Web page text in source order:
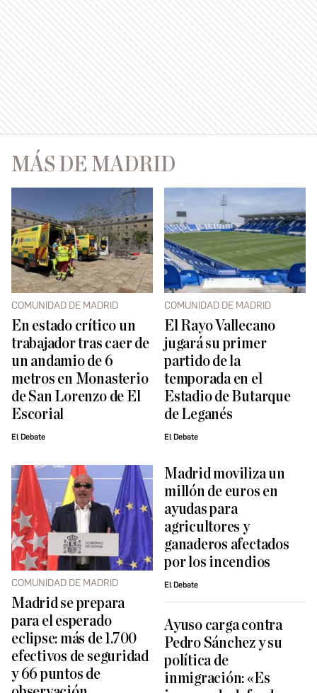
MÁS DE MADRID
COMUNIDAD DE MADRID
En estado crítico un
trabajador tras caer de
un andamio de 6
metros en Monasterio
de San Lorenzo de El
Escorial
El Debate
COMUNIDAD DE MADRID
El Rayo Vallecano
jugará su primer
partido de la
temporada en el
Estadio de Butarque
de Leganés
El Debate
COMUNIDAD DE MADRID
Madrid se prepara
para el esperado
eclipse: más de 1.700
efectivos de seguridad
y 66 puntos de
Madrid moviliza un
millón de euros en
ayudas para
agricultores y
ganaderos afectados
por los incendios
El Debate
Ayuso carga contra
Pedro Sánchez y su
política de
inmigración: «Es